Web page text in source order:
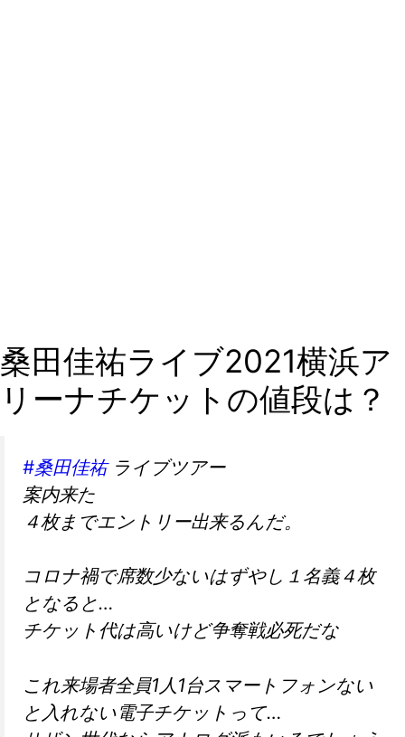
桑田佳祐ライブ2021横浜ア
リーナチケットの値段は？
#桑田佳祐ライブツアー
案内来た
４枚までエントリー出来るんだ。
コロナ禍で席数少ないはずやし１名義４枚
となると…
チケット代は高いけど争奪戦必死だな
これ来場者全員1人1台スマートフォンない
と入れない電子チケットって…